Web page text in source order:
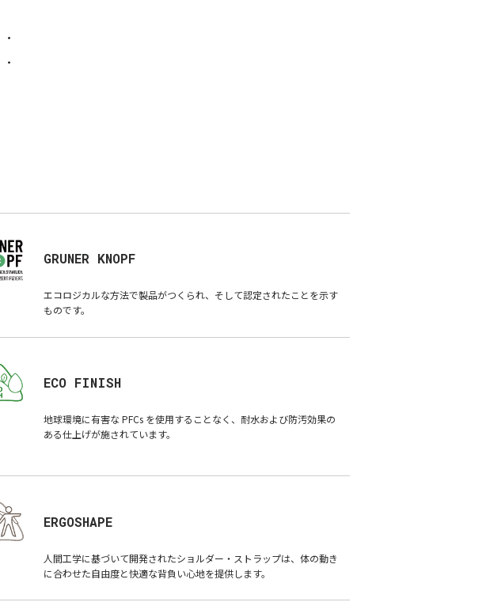
GRUNER KNOPF
エコロジカルな方法で製品がつくられ、そして認定されたことを示す
ものです。
ECO FINISH
地球環境に有害な PFCs を使用することなく、耐水および防汚効果の
ある仕上げが施されています。
ERGOSHAPE
人間工学に基づいて開発されたショルダー・ストラップは、体の動き
に合わせた自由度と快適な背負い心地を提供します。